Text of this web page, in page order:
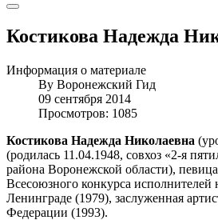
Костикова Надежда
Информация о материале
By Воронежский Гид
09 сентября 2014
Просмотров: 1085
Костикова Надежда Николаевна
(родилась 11.04.1948, совхоз «2-я
района Воронежской области),
Всесоюзного конкурса исполнителей
Ленинграде (1979), заслуженная
Федерации (1993).